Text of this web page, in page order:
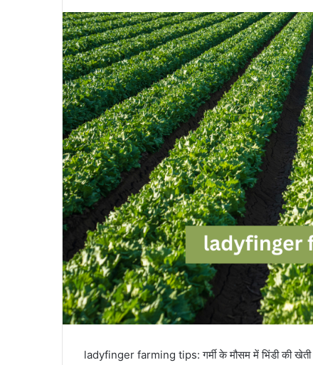
ladyfinger farming tips​: गर्मी के मौसम में भिंडी की